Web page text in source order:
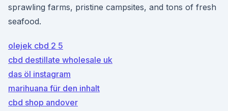
sprawling farms, pristine campsites, and tons of fresh
seafood.
olejek cbd 2 5
cbd destillate wholesale uk
das öl instagram
marihuana für den inhalt
cbd shop andover